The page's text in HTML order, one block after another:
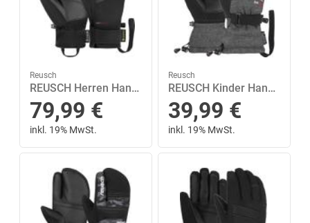
Reusch
REUSCH Herren Handschuhe Reusch Blaster GORE-TEX 10,5 in Schwarz
79,99 €
inkl. 19% MwSt.
Reusch
REUSCH Kinder Handschuhe Reusch Kondor R-TEX™ XT Junior 5,5 in Schwarz
39,99 €
inkl. 19% MwSt.